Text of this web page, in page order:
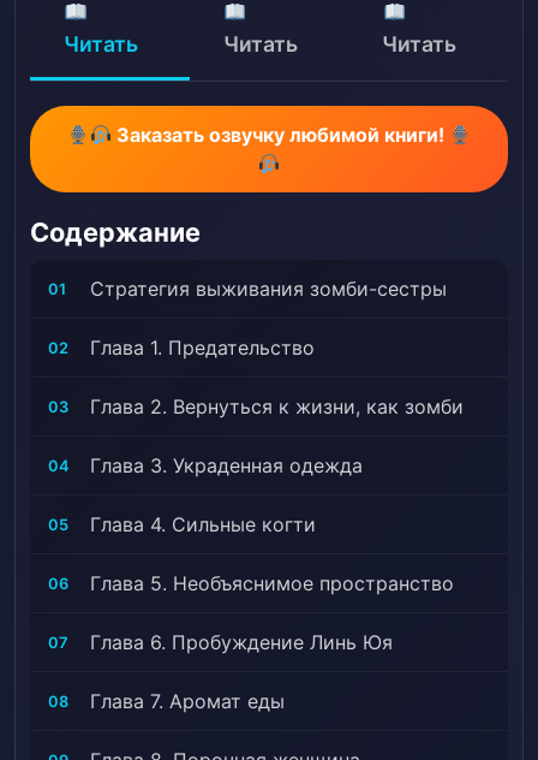
должен кусать!# Ускоренное развитие,
Апокалипсис, Каннибализм, Childcare, Эволюция,
Девушка — протагонист, Магические места >>,
Монстры, Беременность, Смена расы, R*pe Victim
Becomes Lover, Reverse R*pe, Романтический
побочный сюжет, R*pe, Медленное развитие
любовного сюжета, Специальные способности,
Переселение, Перемещенный в другой мир,
Читать Читать Читать
Заказать озвучку любимой книги!
Содержание
01 Cтратегия выживания зомби-сестры
02 Глава 1. Предательство
03 Глава 2. Вернуться к жизни, как зомби
04 Глава 3. Украденная одежда
05 Глава 4. Сильные когти
06 Глава 5. Необъяснимое пространство
07 Глава 6. Пробуждение Линь Юя
08 Глава 7. Аромат еды